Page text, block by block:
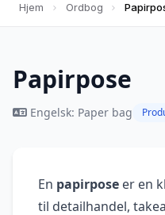
Hjem Ordbog
Papirpose
Engelsk: Paper bag
En papirpose er en
til detailhandel,